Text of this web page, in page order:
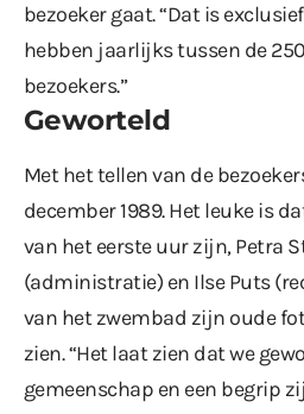
bezoeker gaat. “Dat is
hebben jaarlijks tussen de
bezoekers.”
Geworteld
Met het tellen van de
december 1989. Het leuke is
van het eerste uur zijn, Petra
(administratie) en Ilse Puts
van het zwembad zijn oude
zien. “Het laat zien dat we
gemeenschap en een begrip